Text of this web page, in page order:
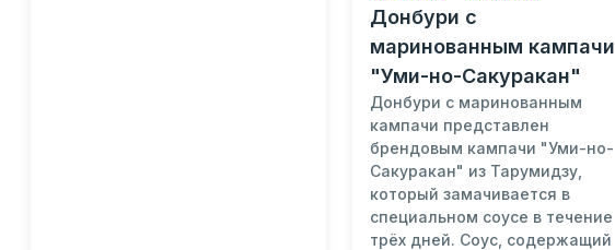
Донбури с
маринованным кампачи
"Уми-но-Сакуракан"
Донбури с маринованным
кампачи представлен
брендовым кампачи "Уми-но-
Сакуракан" из Тарумидзу,
который замачивается в
специальном соусе в течение
трёх дней. Соус, содержащий